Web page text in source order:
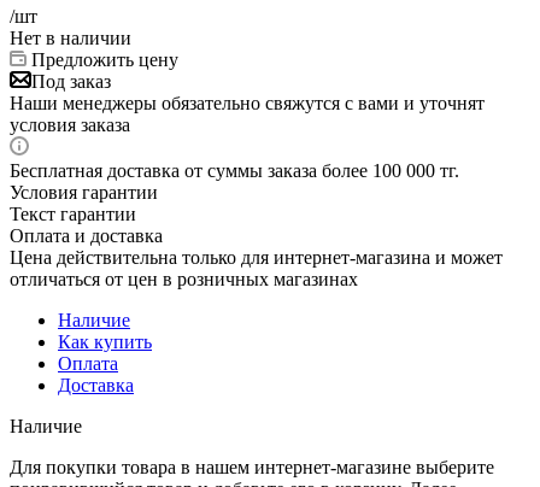
/шт
Нет в наличии
Предложить цену
Под заказ
Наши менеджеры обязательно свяжутся с вами и уточнят
условия заказа
Бесплатная доставка от суммы заказа более 100 000 тг.
Условия гарантии
Текст гарантии
Оплата и доставка
Цена действительна только для интернет-магазина и может
отличаться от цен в розничных магазинах
Наличие
Как купить
Оплата
Доставка
Наличие
Для покупки товара в нашем интернет-магазине выберите